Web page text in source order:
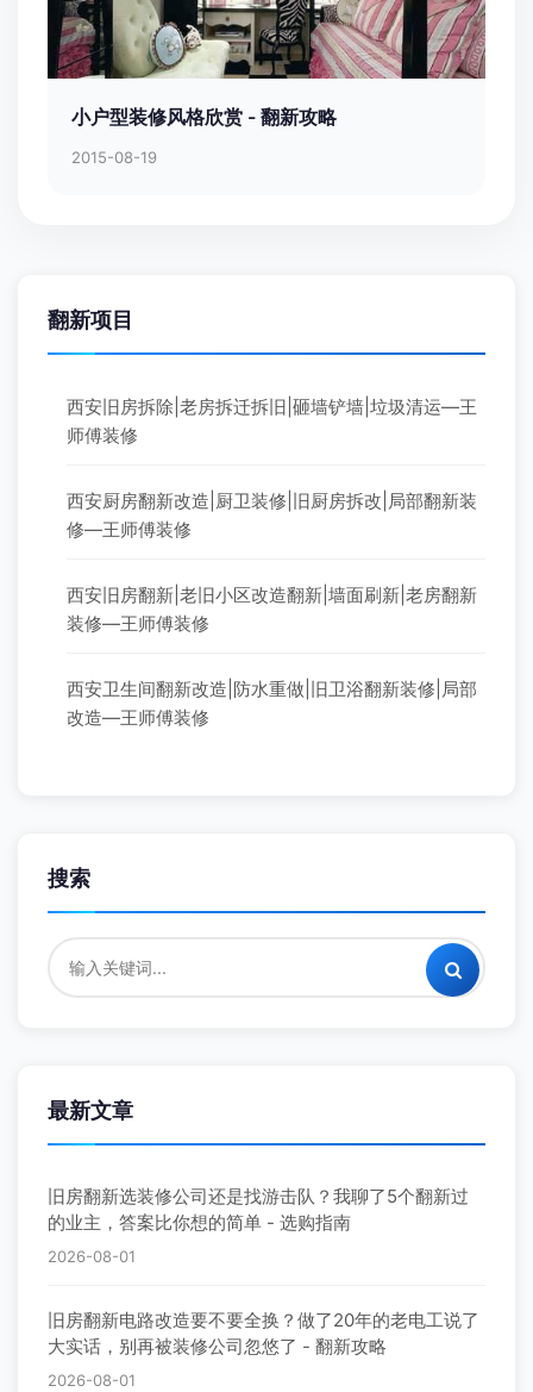
小户型装修风格欣赏 - 翻新攻略
2015-08-19
翻新项目
西安旧房拆除|老房拆迁拆旧|砸墙铲墙|垃圾清运—王
师傅装修
西安厨房翻新改造|厨卫装修|旧厨房拆改|局部翻新装
修—王师傅装修
西安旧房翻新|老旧小区改造翻新|墙面刷新|老房翻新
装修—王师傅装修
西安卫生间翻新改造|防水重做|旧卫浴翻新装修|局部
改造—王师傅装修
搜索
最新文章
旧房翻新选装修公司还是找游击队？我聊了5个翻新过
的业主，答案比你想的简单 - 选购指南
2026-08-01
旧房翻新电路改造要不要全换？做了20年的老电工说了
大实话，别再被装修公司忽悠了 - 翻新攻略
2026-08-01